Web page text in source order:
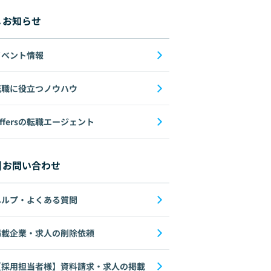
お知らせ
ント情報
に役立つノウハウ
の転職エージェント
お問い合わせ
プ・よくある質問
企業・求人の削除依頼
用担当者様】資料請求・求人の掲載